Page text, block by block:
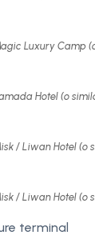
Luxury Camp
Hotel (o
/ Liwan Hotel (o
/ Liwan Hotel (o
terminal